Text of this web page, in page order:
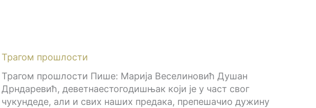
Трагом прошлости
Трагом прошлости Пише: Марија Веселиновић Душан
Дрндаревић, деветнаестогодишњак који је у част свог
чукундеде, али и свих наших предака, препешачио дужину